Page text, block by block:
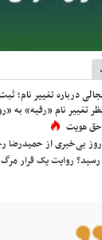
درباره تغییر نام؛
تغییر نام «رقیه» به
حق هویت
راز ۱۵ روز بی‌خبری از
روایت یک قرار مرگ